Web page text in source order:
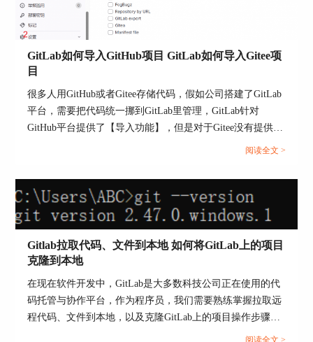
优点：
迁移速度快，包含所有提交记录、分支和标签。
可自定义推送目的仓库。
无法自动迁移GitHub Issues和Pull Requests。
3. 使用GitLab API进行迁移
GitLab API能实现批量项目导入，适合需要批量迁
移的企业级项目。
GitLab如何导入GitHub项目 GitLab如何导入Gitee项
目
很多人用GitHub或者Gitee存储代码，假如公司搭建了GitLab
平台，需要把代码统一挪到GitLab里管理，GitLab针对
GitHub平台提供了【导入功能】，但是对于Gitee没有提供官
方的导入功能，应该怎么才能导入呢？本文将为大家介绍
关内容。...
阅读全文 >
Gitlab拉取代码、文件到本地 如何将GitLab上的项目
克隆到本地
在现在软件开发中，GitLab是大多数科技公司正在使用的代
码托管与协作平台，作为程序员，我们需要熟练掌握拉取远
程代码、文件到本地，以及克隆GitLab上的项目操作步骤。
本文将为大家介绍GitLab拉取代码、文件到本地，如何将
阅读全文 >